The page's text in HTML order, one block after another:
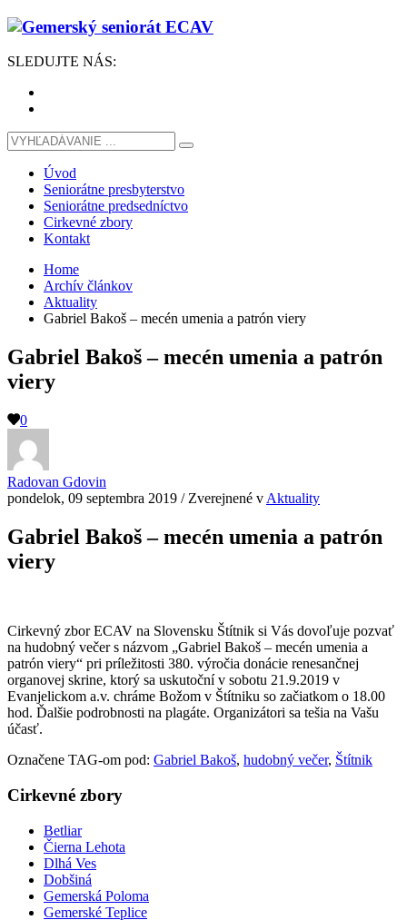
SLEDUJTE NÁS:
Úvod
Seniorátne presbyterstvo
Seniorátne predsedníctvo
Cirkevné zbory
Kontakt
Home
Archív článkov
Aktuality
Gabriel Bakoš – mecén umenia a patrón viery
Gabriel Bakoš – mecén umenia a patrón
viery
0
Radovan Gdovin
pondelok, 09 septembra 2019 / Zverejnené v Aktuality
Gabriel Bakoš – mecén umenia a patrón
viery
Cirkevný zbor ECAV na Slovensku Štítnik si Vás dovoľuje pozvať
na hudobný večer s názvom „Gabriel Bakoš – mecén umenia a
patrón viery“ pri príležitosti 380. výročia donácie renesančnej
organovej skrine, ktorý sa uskutoční v sobotu 21.9.2019 v
Evanjelickom a.v. chráme Božom v Štítniku so začiatkom o 18.00
hod. Ďalšie podrobnosti na plagáte. Organizátori sa tešia na Vašu
účasť.
Označene TAG-om pod: Gabriel Bakoš, hudobný večer, Štítnik
Cirkevné zbory
Betliar
Čierna Lehota
Dlhá Ves
Dobšiná
Gemerská Poloma
Gemerské Teplice